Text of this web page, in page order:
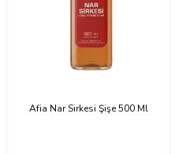
Afia Nar Sirkesi Şişe 500 Ml